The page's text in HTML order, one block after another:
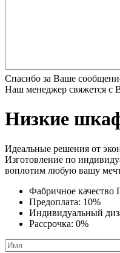
Спасибо за Ваше
Наш менеджер свяжется с
Низкие
Идеальные решения от
Изготовление по
воплотим любую вашу
Фабричное качество
Предоплата: 10%
Индивидуальный
Рассрочка: 0%